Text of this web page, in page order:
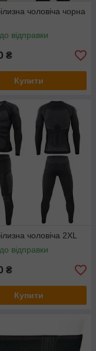
чоловіча чорна
відправки
₴
Купити
чоловіча 2XL
відправки
₴
Купити